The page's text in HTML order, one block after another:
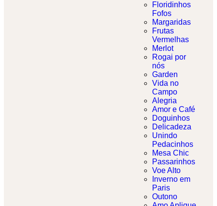
Floridinhos
Fofos
Margaridas
Frutas
Vermelhas
Merlot
Rogai por
nós
Garden
Vida no
Campo
Alegria
Amor e Café
Doguinhos
Delicadeza
Unindo
Pedacinhos
Mesa Chic
Passarinhos
Voe Alto
Inverno em
Paris
Outono